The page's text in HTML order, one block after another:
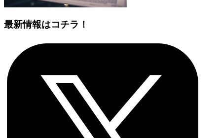
最新情報はコチラ！